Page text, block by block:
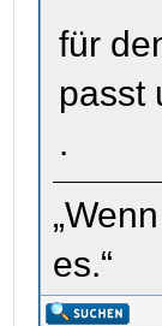
für
passt
.
es.“